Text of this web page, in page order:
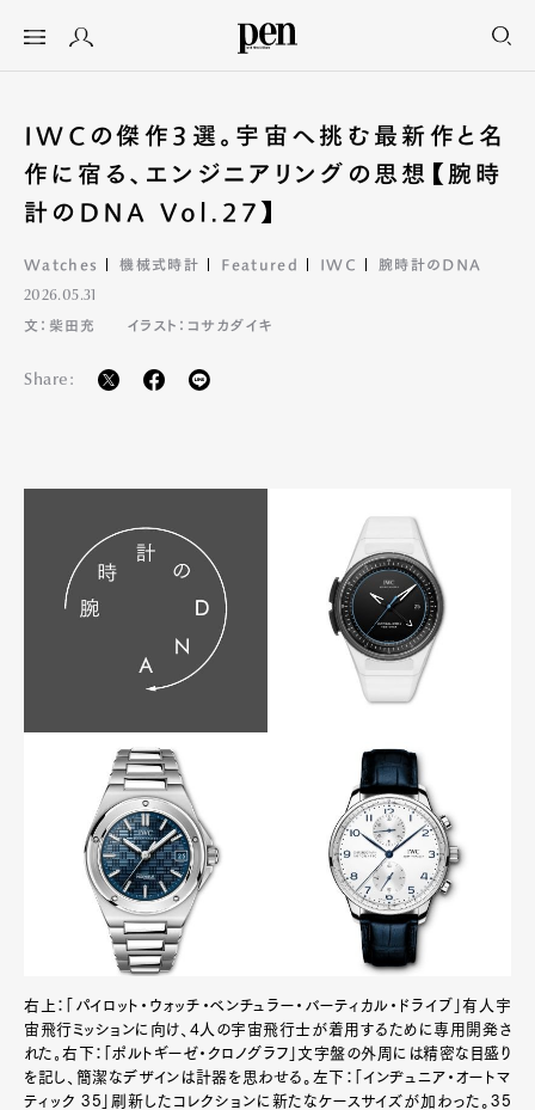
IWCの傑作3選。宇宙へ挑む最新作と名
作に宿る、エンジニアリングの思想【腕時
計のDNA Vol.27】
Watches 機械式時計 Featured IWC 腕時計のDNA
2026.05.31
文：柴田充
イラスト：コサカダイキ
Share:
右上：「パイロット・ウォッチ・ベンチュラー・バーティカル・ドライブ」有人宇
宙飛行ミッションに向け、4人の宇宙飛行士が着用するために専用開発さ
れた｡右下：「ポルトギーゼ・クロノグラフ」文字盤の外周には精密な目盛り
を記し、簡潔なデザインは計器を思わせる。左下：「インヂュニア・オートマ
ティック 35」刷新したコレクションに新たなケースサイズが加わった。35